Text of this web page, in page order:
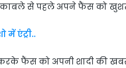
से पहले अपने फैंस को
एंट्री..
करके फैंस को अपनी शादी की